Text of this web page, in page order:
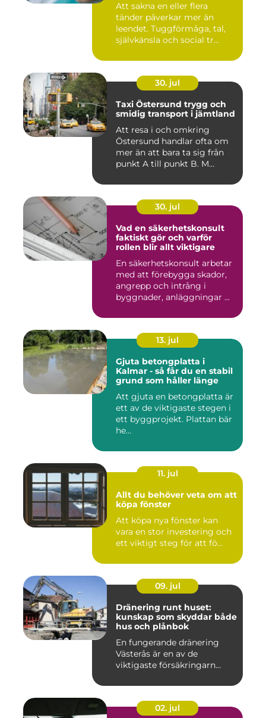
Att sakna en eller flera
tänder påverkar mer än
leendet. Tuggförmåga, tal,
självkänsla och social tr...
30. jul
Taxi Östersund trygg och
smidig transport i jämtland
Att resa i och omkring
Östersund handlar ofta om
mer än att bara ta sig från
punkt A till punkt B. M...
30. jul
Vad en säkerhetskonsult
faktiskt gör och varför
rollen blir allt viktigare
En säkerhetskonsult arbetar
med att förebygga skador,
angrepp och intrång i
byggnader, anläggningar ...
13. jul
Gjuta betongplatta i
Kalmar - så får du en stabil
grund som håller länge
Att gjuta en betongplatta är
ett av de viktigaste stegen i
ett byggprojekt. Plattan bär
he...
11. jul
Allt du behöver veta om att
köpa fönster
Att köpa nya fönster kan
vara en stor investering och
ett viktigt steg för att fö...
09. jul
Dränering runt huset:
kunskap som skyddar både
hus och plånbok
En fungerande dränering
Västerås är en av de
viktigaste försäkringarn...
02. jul